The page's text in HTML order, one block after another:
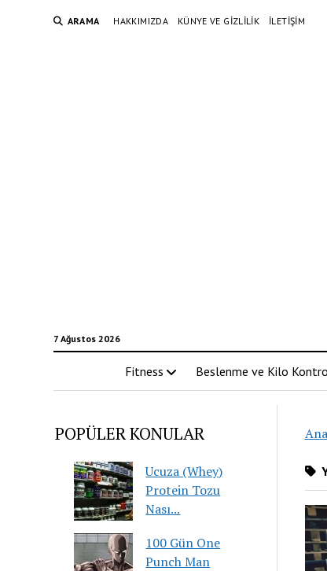
ARAMA HAKKIMIZDA KÜNYE VE GIZLILIK İLETIŞIM
7 Ağustos 2026
Fitness Beslenme ve Kilo
POPÜLER KONULAR
Ucuza (Whey)
Protein Tozu
Nası...
100 Gün One
Punch Man